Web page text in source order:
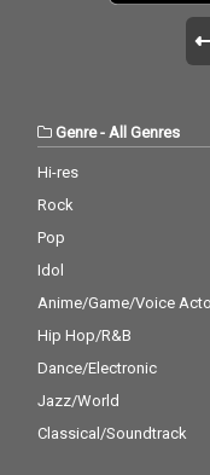
Genre-All Genres
Hi-res
Rock
Pop
Idol
Anime/Game/Voice
Hip Hop/R&B
Dance/Electronic
Jazz/World
Classical/Soundtrack